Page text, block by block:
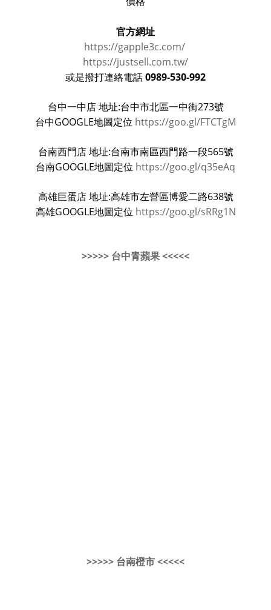
官方網址
https://gapple3c.com/
https://justsell.com.tw/
或是撥打連絡電話 0989-530-992
台中一中店 地址:台中市北區一中街273號
台中GOOGLE地圖定位 https://goo.gl/FTCTgM
台南西門店 地址:台南市南區西門路一段565號
台南GOOGLE地圖定位 https://goo.gl/q35eAq
高雄巨蛋店 地址:高雄市左營區博愛二路638號
高雄GOOGLE地圖定位 https://goo.gl/sRRg1N
>>>>> 台中青蘋果 <<<<<
>>>>> 台南橙市 <<<<<